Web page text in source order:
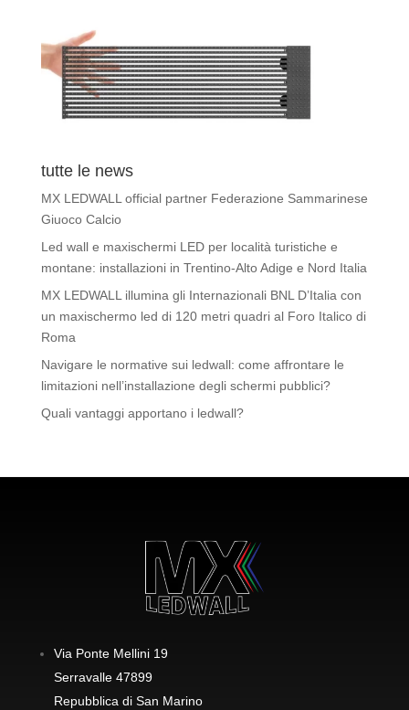
tutte le news
MX LEDWALL official partner Federazione Sammarinese
Giuoco Calcio
Led wall e maxischermi LED per località turistiche e
montane: installazioni in Trentino-Alto Adige e Nord Italia
MX LEDWALL illumina gli Internazionali BNL D’Italia con
un maxischermo led di 120 metri quadri al Foro Italico di
Roma
Navigare le normative sui ledwall: come affrontare le
limitazioni nell’installazione degli schermi pubblici?
Quali vantaggi apportano i ledwall?
Via Ponte Mellini 19
Serravalle 47899
Repubblica di San Marino